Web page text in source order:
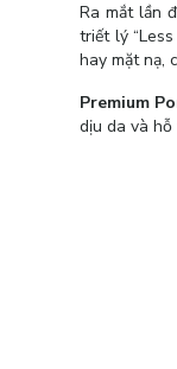
Ra mắt lần
triết lý
hay mặt nạ,
Premium
dịu da và hỗ